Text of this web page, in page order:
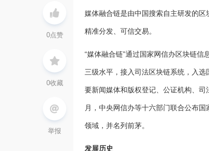
0点赞
0收藏
举报
媒体融合链是由中国搜索自主研发的区
精准分发、可信交易。
“媒体融合链”通过国家网信办区块链
三级水平，接入司法区块链系统，入
要新闻媒体和版权登记、公证机构、
月，中央网信办等十六部门联合公布
领域，并名列前茅。
发展历史